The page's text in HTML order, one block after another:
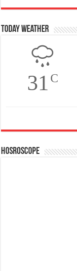
Today Weather
31 C
Hosroscope